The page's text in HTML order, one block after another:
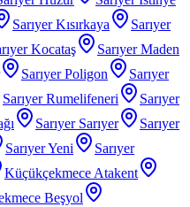
Sarıyer Kısırkaya
Sarıyer
Kocataş
Sarıyer Maden
Sarıyer Poligon
Sarıyer
Sarıyer Rumelifeneri
Sarıyer
Sarıyer Sarıyer
Sarıyer
Sarıyer Yeni
Sarıyer
Küçükçekmece Atakent
Beşyol